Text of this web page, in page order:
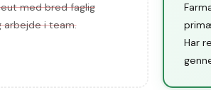
med bred faglig
arbejde i team.
Har